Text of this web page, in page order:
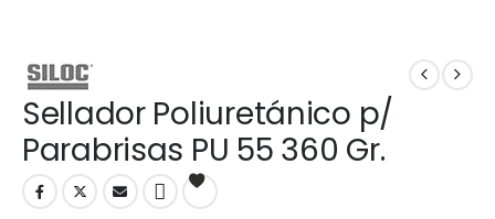
Sellador Poliuretánico p/
Parabrisas PU 55 360 Gr.